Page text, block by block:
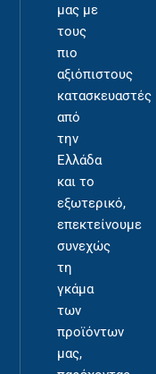
μας με
τους
πιο
αξιόπιστους
κατασκευαστές
από
την
Ελλάδα
και το
εξωτερικό,
επεκτείνουμε
συνεχώς
τη
γκάμα
των
προϊόντων
μας,